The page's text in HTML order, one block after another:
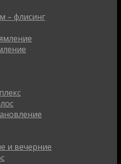
– флисинг
и вечерние